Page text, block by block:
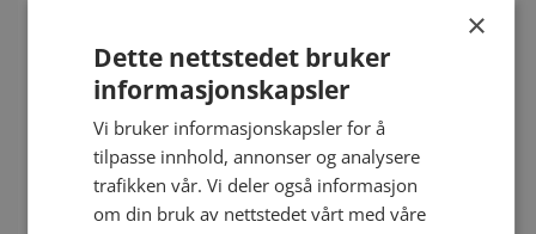
MTR-125/Apache holder
850.00 eks. mva
Batterilokk for Apache
lasermottaker
325.00
×
Dette nettstedet bruker
informasjonskapsler
Vi bruker informasjonskapsler for å
tilpasse innhold, annonser og analysere
trafikken vår. Vi deler også informasjon
om din bruk av nettstedet vårt med våre